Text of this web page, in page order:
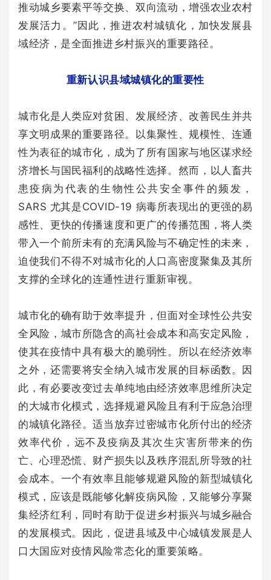
推动城乡要素平等交换、双向流动，增强农业农村
发展活力。”因此，推进农村城镇化，加快发展县
域经济，是全面推进乡村振兴的重要路径。
重新认识县域城镇化的重要性
城市化是人类应对贫困、发展经济、改善民生并共
享文明成果的重要路径。以集聚性、规模性、连通
性为表征的城市化，成为了所有国家与地区谋求经
济增长与国民福利的战略性选择。然而，以人畜共
患疫病为代表的生物性公共安全事件的频发，
SARS 尤其是COVID-19 病毒所表现出的更强的易
感性、更快的传播速度和更广的传播范围，将人类
带入一个前所未有的充满风险与不确定性的未来，
迫使我们不得不对城市化的人口高密度聚集及其所
支撑的全球化的连通性进行重新审视。
城市化的确有助于效率提升，但面对全球性公共安
全风险，城市所隐含的高社会成本和高安定风险，
使其在疫情中具有极大的脆弱性。所以在经济效率
之外，还需要将安全纳入城市发展的目标函数。因
此，有必要改变过去单纯地由经济效率思维所决定
的大城市化模式，选择规避风险且有利于应急治理
的城镇化路径。适当放弃过密城市化所付出的经济
效率代价，远不及疫病及其次生灾害所带来的伤
亡、心理恐慌、财产损失以及秩序混乱所导致的社
会成本。一个有效率且能够规避风险的新型城镇化
模式，应该是既能够化解疫病风险，又能够分享聚
集经济红利，同时有助于促进乡村振兴与城乡融合
的发展模式。因此，促进县域及中心城镇发展是人
口大国应对疫情风险常态化的重要策略。